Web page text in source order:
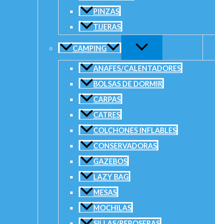
PINZAS
TIJERAS
CAMPING
ANAFES/CALENTADORES
BOLSAS DE DORMIR
CARPAS
CATRES
COLCHONES INFLABLES
CONSERVADORAS
GAZEBOS
LAZY BAG
MESAS
MOCHILAS
AÑADIR AL CARRITO
Categorías:Cañas,Dorado/ Surubí (Carnada)